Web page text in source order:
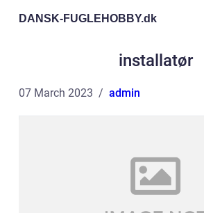
DANSK-FUGLEHOBBY.dk
installatør
07 March 2023 admin